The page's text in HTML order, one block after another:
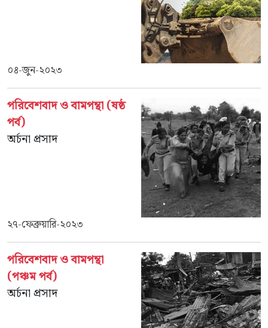
০৪-জুন-২০২৩
পরিবেশবাদ ও বামপন্থা (ষষ্ঠ
পর্ব)
অর্চনা প্রসাদ
২৭-ফেব্রুয়ারি-২০২৩
পরিবেশবাদ ও বামপন্থা
(পঞ্চম পর্ব)
অর্চনা প্রসাদ